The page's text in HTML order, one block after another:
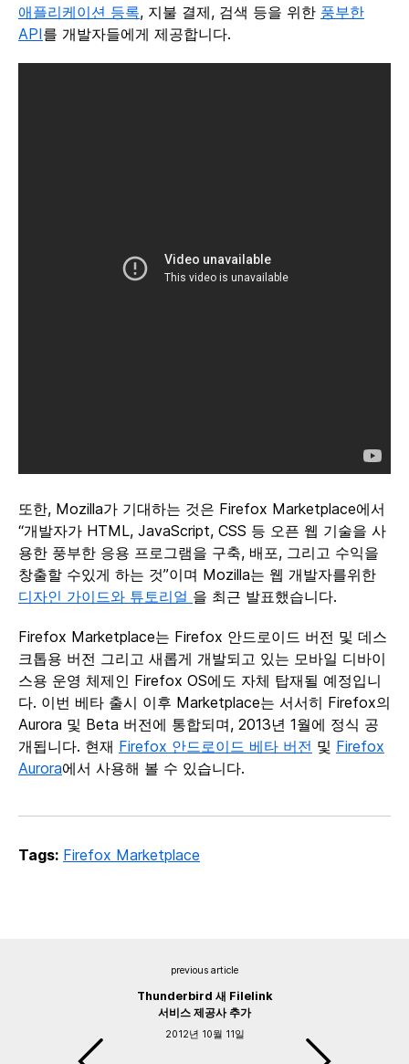
애플리케이션 등록, 지불 결제, 검색 등을 위한 풍부한
API를 개발자들에게 제공합니다.
또한, Mozilla가 기대하는 것은 Firefox Marketplace에서
“개발자가 HTML, JavaScript, CSS 등 오픈 웹 기술을 사
용한 풍부한 응용 프로그램을 구축, 배포, 그리고 수익을
창출할 수있게 하는 것”이며 Mozilla는 웹 개발자를위한
디자인 가이드와 튜토리얼 을 최근 발표했습니다.
Firefox Marketplace는 Firefox 안드로이드 버전 및 데스
크톱용 버전 그리고 새롭게 개발되고 있는 모바일 디바이
스용 운영 체제인 Firefox OS에도 자체 탑재될 예정입니
다. 이번 베타 출시 이후 Marketplace는 서서히 Firefox의
Aurora 및 Beta 버전에 통합되며, 2013년 1월에 정식 공
개됩니다. 현재 Firefox 안드로이드 베타 버전 및 Firefox
Aurora에서 사용해 볼 수 있습니다.
Tags: Firefox Marketplace
previous article
Thunderbird 새 Filelink
서비스 제공사 추가
2012년 10월 11일